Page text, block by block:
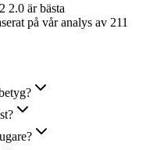
2.0 är bästa
på vår analys av 211